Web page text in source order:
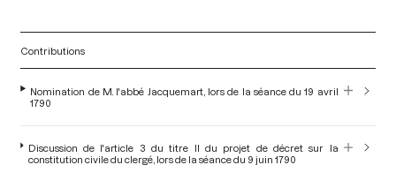
Contributions
Nomination de M. l'abbé Jacquemart, lors de la séance du 19 avril
1790
Discussion de l'article 3 du titre II du projet de décret sur la
constitution civile du clergé, lors de la séance du 9 juin 1790